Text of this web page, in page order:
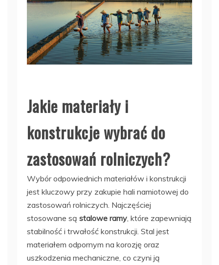
Jakie materiały i
konstrukcje wybrać do
zastosowań rolniczych?
Wybór odpowiednich materiałów i konstrukcji
jest kluczowy przy zakupie hali namiotowej do
zastosowań rolniczych. Najczęściej
stosowane są stalowe ramy , które zapewniają
stabilność i trwałość konstrukcji. Stal jest
materiałem odpornym na korozję oraz
uszkodzenia mechaniczne, co czyni ją